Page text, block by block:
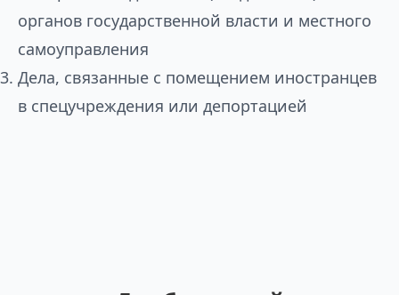
органов государственной власти и местного
самоуправления
Дела, связанные с помещением иностранцев
в спецучреждения или депортацией